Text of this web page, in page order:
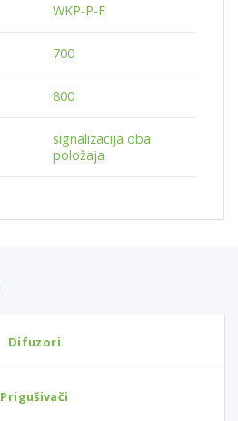
WKP-P-E
700
800
signalizacija oba
položaja
Difuzori
Prigušivači